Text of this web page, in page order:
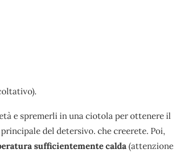
e spremerli in una ciotola per ottenere il
del detersivo. che creerete. Poi,
sufficientemente calda(attenzione